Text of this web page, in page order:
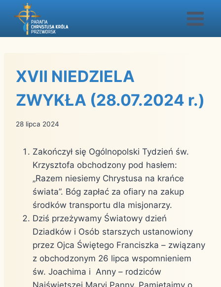
Przejdź
XVII NIEDZIELA
ZWYKŁA (28.07.2024 r.)
28 lipca 2024
Zakończył się Ogólnopolski Tydzień św.
Krzysztofa obchodzony pod hasłem:
„Razem niesiemy Chrystusa na krańce
świata”. Bóg zapłać za ofiary na zakup
środków transportu dla misjonarzy.
Dziś przeżywamy Światowy dzień
Dziadków i Osób starszych ustanowiony
przez Ojca Świętego Franciszka – związany
z obchodzonym 26 lipca wspomnieniem
św. Joachima i Anny – rodziców
Najświętszej Maryi Panny. Pamiętajmy o